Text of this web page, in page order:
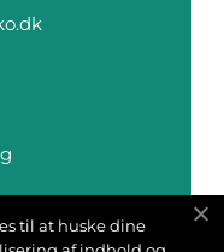
til at huske dine